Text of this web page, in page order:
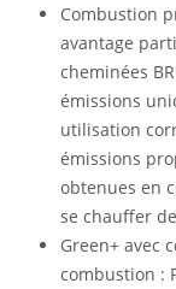
Combustion
avantage
cheminées
émissions
utilisation
émissions
obtenues en
se chauffer
Green+ avec
combustion :